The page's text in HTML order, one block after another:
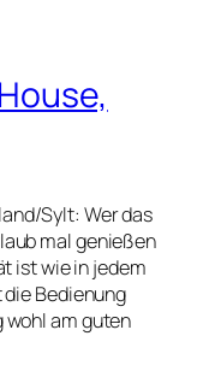
Sylt: Wer das
mal genießen
ist wie in jedem
Bedienung
am guten